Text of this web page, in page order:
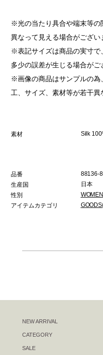
※光の当たり具合や端末等の
異なって見える場合がござい
※表記サイズは商品の実寸で
多少の誤差が生じる場合がご
※画像の商品はサンプルの為
工、サイズ、素材等が若干異
素材 Silk
品番
88136-
生産国
日本
性別
アイテムカテゴリ
NEW ARRIVAL
CATEGORY
SALE